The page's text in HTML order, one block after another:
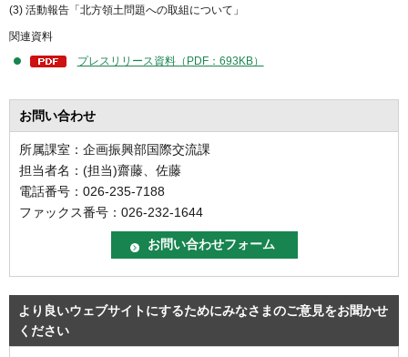
(3) 活動報告「北方領土問題への取組について」
関連資料
プレスリリース資料（PDF：693KB）
お問い合わせ
所属課室：企画振興部国際交流課
担当者名：(担当)齋藤、佐藤
電話番号：026-235-7188
ファックス番号：026-232-1644
より良いウェブサイトにするためにみなさまのご意見をお聞かせ
ください